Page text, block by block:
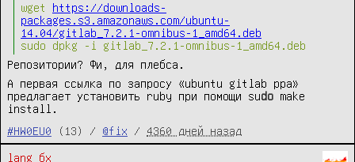
wget https://downloads-
packages.s3.amazonaws.com/ubuntu-
14.04/gitlab_7.2.1-omnibus-1_amd64.deb
sudo dpkg -i gitlab_7.2.1-omnibus-1_amd64.deb
Репозитории? Фи, для плебса.
А первая ссылка по запросу «ubuntu gitlab ppa»
предлагает установить ruby при помощи sudo make
install
#HW0EU0
(13) / @fix / 4360 дней назад
lang
бх